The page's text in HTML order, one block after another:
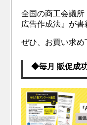
全国の商工会議
広告作成法』が書
ぜひ、お買い求め
◆毎月 販促成